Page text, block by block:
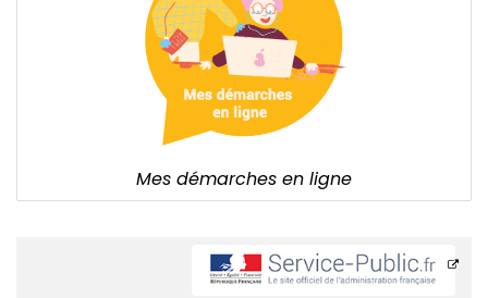
Mes démarches en ligne